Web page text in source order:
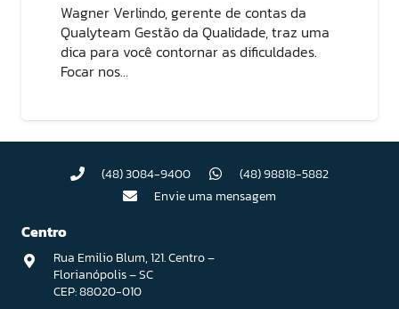
Wagner Verlindo, gerente de contas da
Qualyteam Gestão da Qualidade, traz uma
dica para você contornar as dificuldades.
Focar nos…
(48) 3084-9400
(48) 98818-5882
Envie uma mensagem
Centro
Rua Emilio Blum, 121. Centro –
Florianópolis – SC
CEP: 88020-010